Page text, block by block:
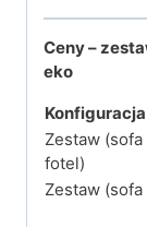
Ceny –
eko
Konfiguracja
Zestaw
fotel)
Zestaw